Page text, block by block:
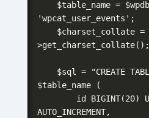
'wpcat_user_events';
>get_charset_collate();
$table_name (
AUTO_INCREMENT,